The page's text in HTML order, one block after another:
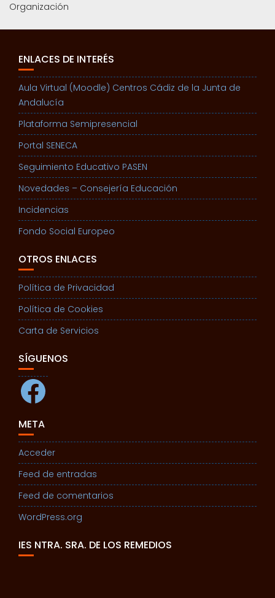
Organización
ENLACES DE INTERÉS
Aula Virtual (Moodle) Centros Cádiz de la Junta de
Andalucía
Plataforma Semipresencial
Portal SENECA
Seguimiento Educativo PASEN
Novedades – Consejería Educación
Incidencias
Fondo Social Europeo
OTROS ENLACES
Política de Privacidad
Política de Cookies
Carta de Servicios
SÍGUENOS
Facebook
META
Acceder
Feed de entradas
Feed de comentarios
WordPress.org
IES NTRA. SRA. DE LOS REMEDIOS